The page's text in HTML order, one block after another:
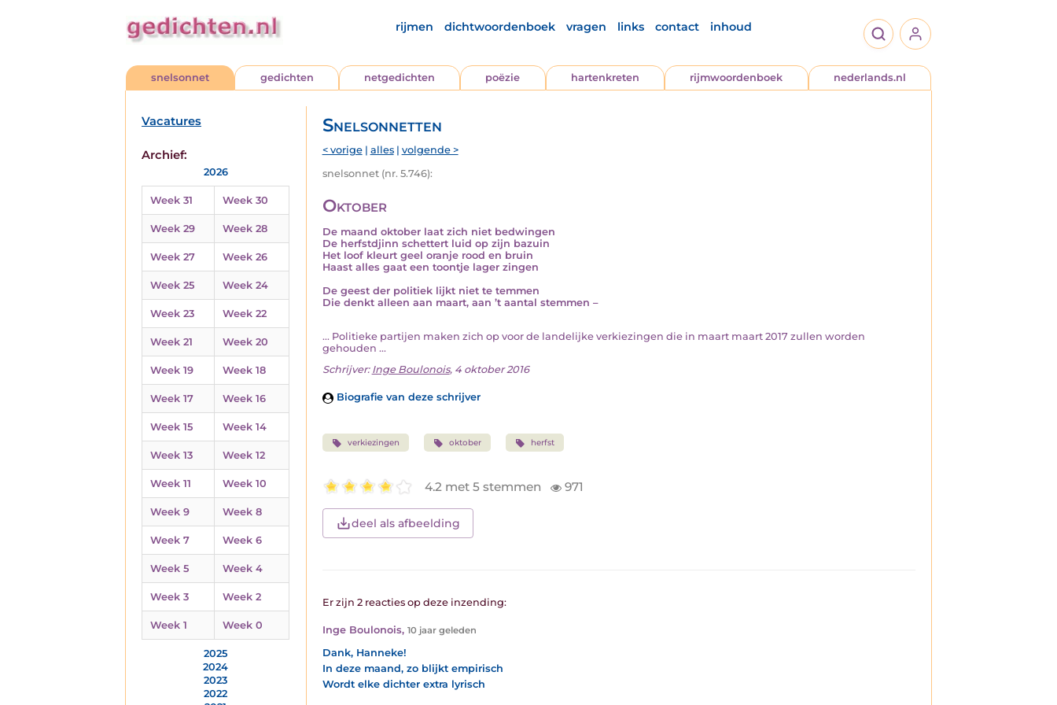
rijmen dichtwoordenboek vragen links contact inhoud
snelsonnet gedichten netgedichten poëzie hartenkreten rijmwoordenboek nederlands.nl
Vacatures
Archief:
2026
Week 31 Week 30
Week 29 Week 28
Week 27 Week 26
Week 25 Week 24
Week 23 Week 22
Week 21 Week 20
Week 19 Week 18
Week 17 Week 16
Week 15 Week 14
Week 13 Week 12
Week 11 Week 10
Week 9 Week 8
Week 7 Week 6
Week 5 Week 4
Week 3 Week 2
Week 1 Week 0
2025
2024
2023
2022
Snelsonnetten
< vorige| alles| volgende >
snelsonnet (nr. 5.746):
Oktober
De maand oktober laat zich niet bedwingen
De herfstdjinn schettert luid op zijn bazuin
Het loof kleurt geel oranje rood en bruin
Haast alles gaat een toontje lager zingen
De geest der politiek lijkt niet te temmen
Die denkt alleen aan maart, aan ’t aantal stemmen –
... Politieke partijen maken zich op voor de landelijke verkiezingen die in maart maart 2017 zullen worden
gehouden ...
Schrijver: Inge Boulonois, 4 oktober 2016
Biografie van deze schrijver
verkiezingen oktober herfst
4.2 met 5 stemmen 971
deel als afbeelding
Er zijn 2 reacties op deze inzending:
Inge Boulonois, 10 jaar geleden
Dank, Hanneke!
In deze maand, zo blijkt empirisch
Wordt elke dichter extra lyrisch